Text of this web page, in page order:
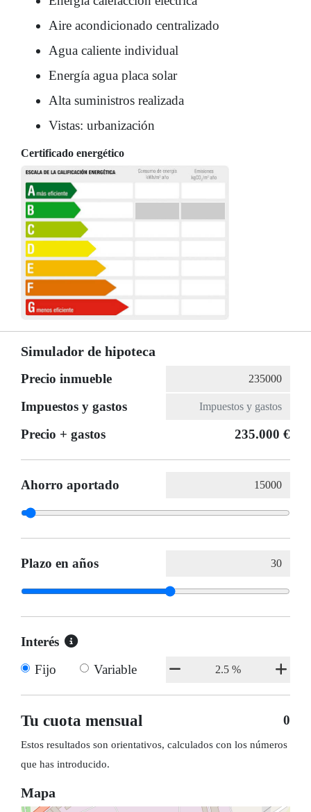
Aire acondicionado centralizado
Agua caliente individual
Energía agua placa solar
Alta suministros realizada
Vistas: urbanización
Certificado energético
Simulador de hipoteca
Precio inmueble
Impuestos y gastos
Precio + gastos
235.000 €
Ahorro aportado
Plazo en años
Interés
Fijo
Variable
Tu cuota mensual 0
Estos resultados son orientativos, calculados con los números
que has introducido.
Mapa